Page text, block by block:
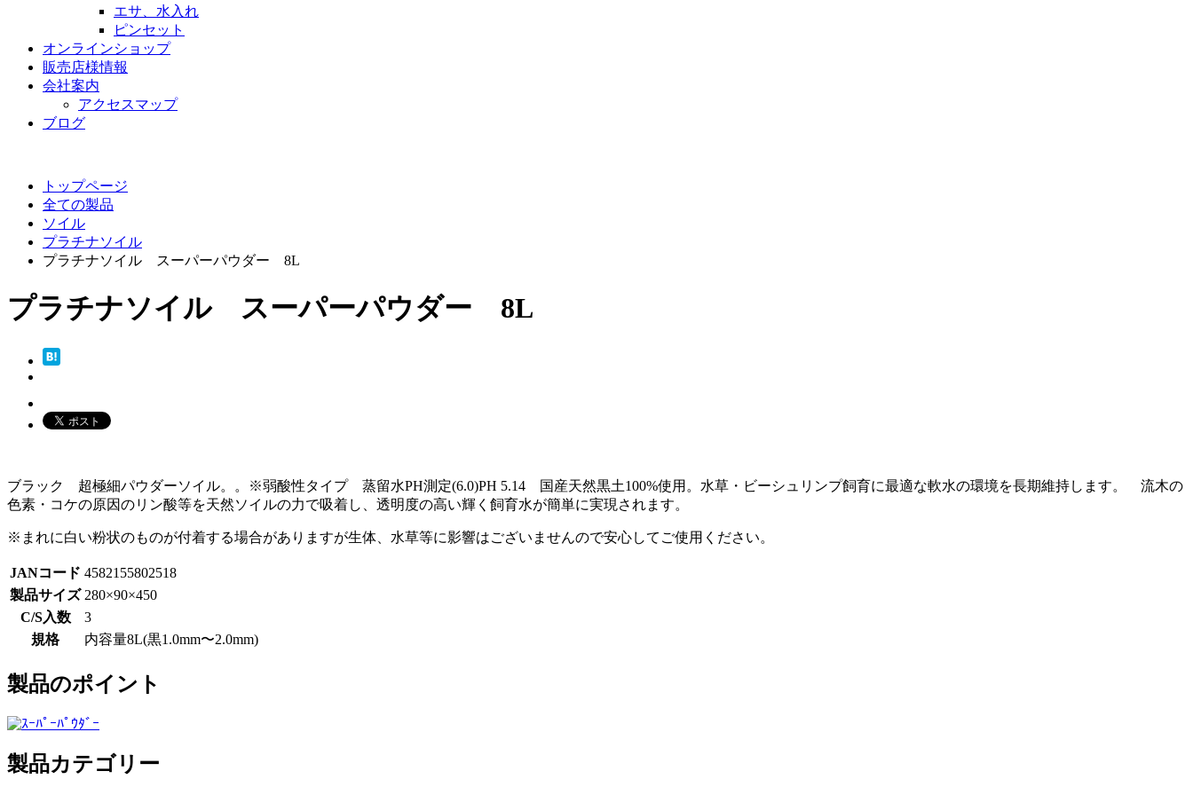
エサ、水入れ
ピンセット
オンラインショップ
販売店様情報
会社案内
アクセスマップ
ブログ
トップページ
全ての製品
ソイル
プラチナソイル
プラチナソイル スーパーパウダー 8L
プラチナソイル スーパーパウダー 8L
ブラック 超極細パウダーソイル。。※弱酸性タイプ 蒸留水PH測定(6.0)PH 5.14 国産天然黒土100%使用。水草・ビーシュリンプ飼育に最適な軟水の環境を長期維持します。 流木の
色素・コケの原因のリン酸等を天然ソイルの力で吸着し、透明度の高い輝く飼育水が簡単に実現されます。
※まれに白い粉状のものが付着する場合がありますが生体、水草等に影響はございませんので安心してご使用ください。
JANコード 4582155802518
製品サイズ 280×90×450
C/S入数
3
規格
内容量8L(黒1.0mm〜2.0mm)
製品のポイント
製品カテゴリー